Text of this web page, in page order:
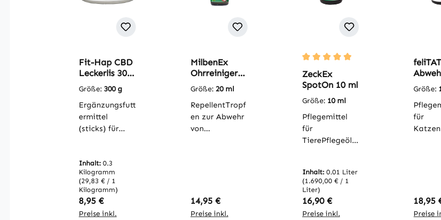
Fit-Hap CBD
Leckerlis 300
g
Größe: 300 g
Ergänzungsfutt
ermittel
(sticks) für
hafte Leckerlis
aus CBD-
haltigem
PresskuchenFit
-Hap CBD
Inhalt: 0.3
Kilogramm
(29,83 € / 1
Kilogramm)
Regulärer Preis:
8,95 €
Preise inkl.
MilbenEx
Ohrreiniger
20 ml
Größe: 20 ml
RepellentTropf
en zur Abwehr
von
den Blättern
des
Regulärer Preis:
14,95 €
Preise inkl.
Durchschnittliche Bewertung von 5
ZeckEx
SpotOn 10 ml
Größe: 10 ml
Pflegemittel
für
TierePflegeöl
n
Geruchsmaskie
rung
gegenüber
Inhalt: 0.01 Liter
(1.690,00 € / 1
Liter)
Regulärer Preis:
16,90 €
Preise inkl.
ntrat
Größe:
für
18,95
Preise